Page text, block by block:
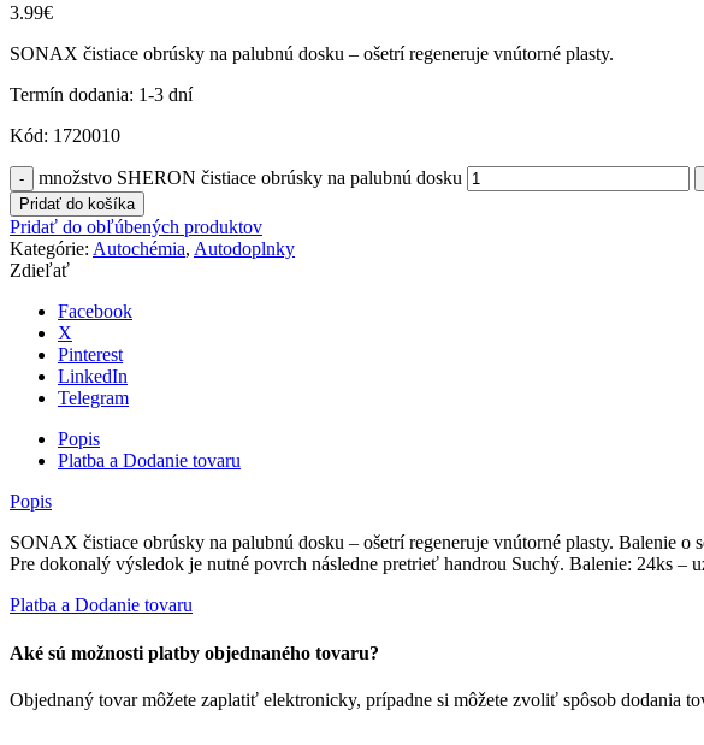
3.99€
SONAX čistiace obrúsky na palubnú dosku – ošetrí regeneruje vnútorné plasty.
Termín dodania: 1-3 dní
Kód: 1720010
množstvo SHERON čistiace obrúsky na palubnú dosku
Pridať do košíka
Pridať do obľúbených produktov
Kategórie: Autochémia, Autodoplnky
Zdieľať
Facebook
X
Pinterest
LinkedIn
Telegram
Popis
Platba a Dodanie tovaru
Popis
SONAX čistiace obrúsky na palubnú dosku – ošetrí regeneruje vnútorné plasty. Balenie
Pre dokonalý výsledok je nutné povrch následne pretrieť handrou Suchý. Balenie: 24ks –
Platba a Dodanie tovaru
Aké sú možnosti platby objednaného tovaru?
Objednaný tovar môžete zaplatiť elektronicky, prípadne si môžete zvoliť spôsob dodania